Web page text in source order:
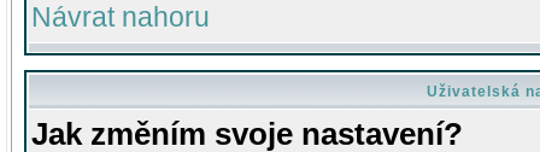
Návrat nahoru
Uživatelská
Jak změním svoje nastavení?